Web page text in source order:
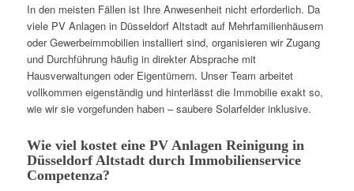
In den meisten Fällen ist Ihre Anwesenheit nicht erforderlich. Da
viele PV Anlagen in Düsseldorf Altstadt auf Mehrfamilienhäusern
oder Gewerbeimmobilien installiert sind, organisieren wir Zugang
und Durchführung häufig in direkter Absprache mit
Hausverwaltungen oder Eigentümern. Unser Team arbeitet
vollkommen eigenständig und hinterlässt die Immobilie exakt so,
wie wir sie vorgefunden haben – saubere Solarfelder inklusive.
Wie viel kostet eine PV Anlagen Reinigung in
Düsseldorf Altstadt durch Immobilienservice
Competenza?